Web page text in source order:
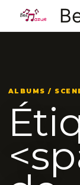
contenu
ALBUMS /